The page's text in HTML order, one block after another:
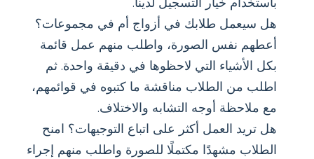
هل سيعمل طلابك في أزواج أم في مجموعات؟
أعطهم نفس الصورة، واطلب منهم عمل قائمة
بكل الأشياء التي لاحظوها في دقيقة واحدة. ثم
اطلب من الطلاب مناقشة ما كتبوه في قوائمهم،
مع ملاحظة أوجه التشابه والاختلاف.
هل تريد العمل أكثر على اتباع التوجيهات؟ امنح
الطلاب مشهدًا مكتملًا للصورة واطلب منهم إجراء